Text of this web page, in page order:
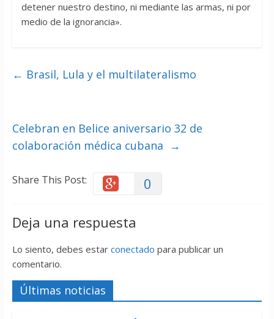
detener nuestro destino, ni mediante las armas, ni por
medio de la ignorancia».
← Brasil, Lula y el multilateralismo
Celebran en Belice aniversario 32 de
colaboración médica cubana →
Share This Post: 0
Deja una respuesta
Lo siento, debes estar conectado para publicar un
comentario.
Últimas noticias